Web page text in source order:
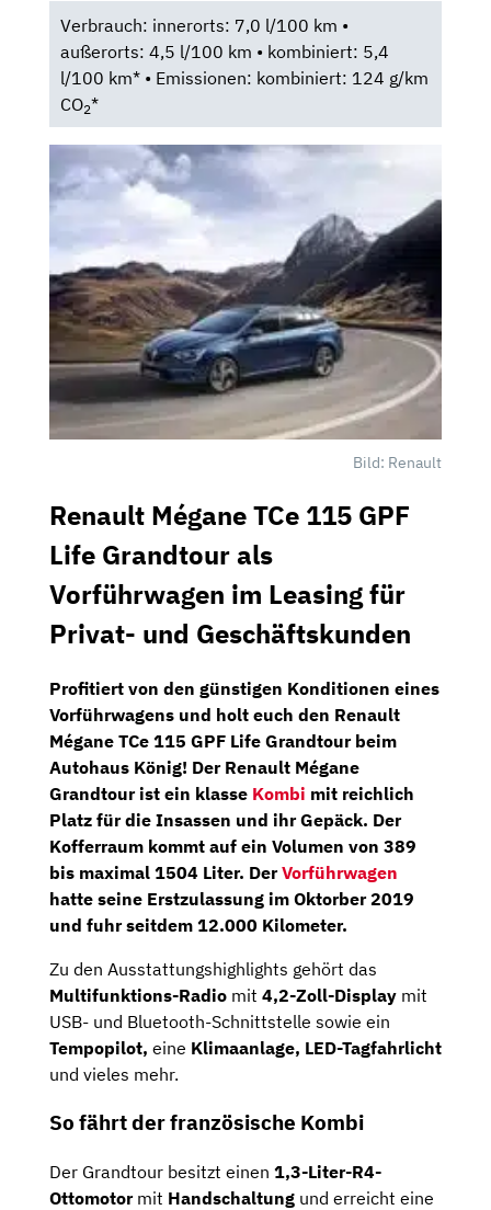
Verbrauch: innerorts: 7,0 l/100 km •
außerorts: 4,5 l/100 km • kombiniert: 5,4
l/100 km* • Emissionen: kombiniert: 124 g/km
CO2*
Bild: Renault
Renault Mégane TCe 115 GPF
Life Grandtour als
Vorführwagen im Leasing für
Privat- und Geschäftskunden
Profitiert von den günstigen Konditionen eines
Vorführwagens und holt euch den Renault
Mégane TCe 115 GPF Life Grandtourbeim
Autohaus König! Der Renault Mégane
Grandtour ist ein klasse Kombi mit reichlich
Platz für die Insassen und ihr Gepäck. Der
Kofferraum kommt auf ein Volumen von 389
bis maximal 1504 Liter. DerVorführwagen
hatte seine Erstzulassung im Oktorber 2019
und fuhr seitdem 12.000 Kilometer.
Zu den Ausstattungshighlights gehört das
Multifunktions-Radio mit 4,2-Zoll-Display mit
USB- und Bluetooth-Schnittstelle sowie ein
Tempopilot, eine Klimaanlage, LED-Tagfahrlicht
und vieles mehr.
So fährt der französische Kombi
Der Grandtour besitzt einen 1,3-Liter-R4-
Ottomotormit Handschaltung und erreicht eine